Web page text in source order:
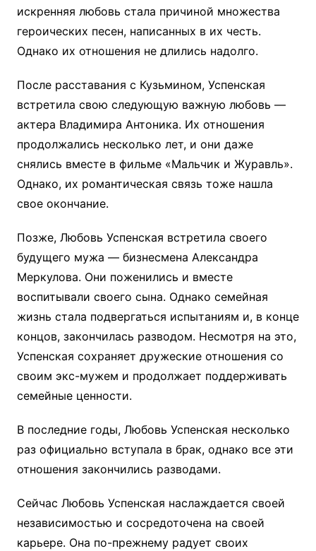
искренняя любовь стала причиной множества
героических песен, написанных в их честь.
Однако их отношения не длились надолго.
После расставания с Кузьмином, Успенская
встретила свою следующую важную любовь —
актера Владимира Антоника. Их отношения
продолжались несколько лет, и они даже
снялись вместе в фильме «Мальчик и Журавль».
Однако, их романтическая связь тоже нашла
свое окончание.
Позже, Любовь Успенская встретила своего
будущего мужа — бизнесмена Александра
Меркулова. Они поженились и вместе
воспитывали своего сына. Однако семейная
жизнь стала подвергаться испытаниям и, в конце
концов, закончилась разводом. Несмотря на это,
Успенская сохраняет дружеские отношения со
своим экс-мужем и продолжает поддерживать
семейные ценности.
В последние годы, Любовь Успенская несколько
раз официально вступала в брак, однако все эти
отношения закончились разводами.
Сейчас Любовь Успенская наслаждается своей
независимостью и сосредоточена на своей
карьере. Она по-прежнему радует своих